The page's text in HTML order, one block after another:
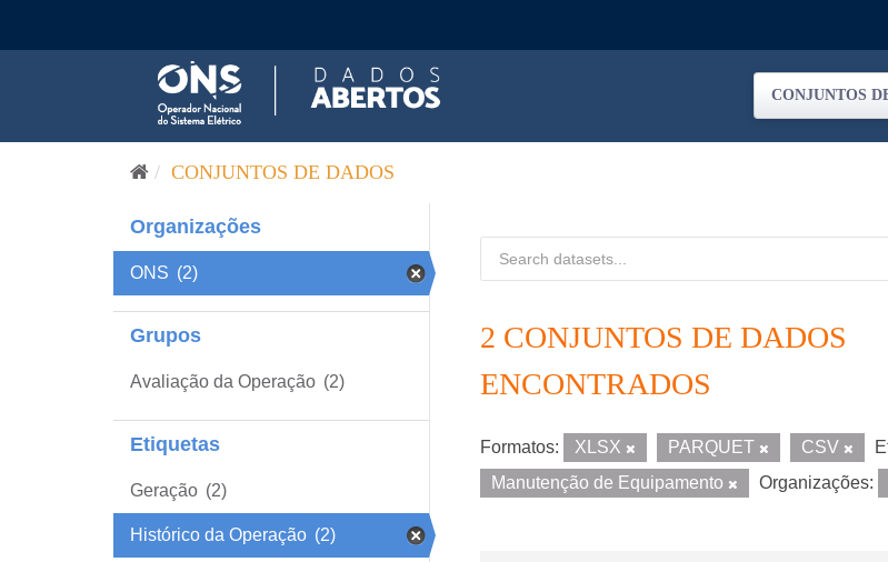
CONJUNTOS
CONJUNTOS DE DADOS
Organizações
ONS (2)
Grupos
Avaliação da Operação (2)
Etiquetas
Geração (2)
Histórico da Operação (2)
2 CONJUNTOS DE DADOS
ENCONTRADOS
Formatos: XLSX PARQUET CSV
Manutenção de Equipamento
Organizações: